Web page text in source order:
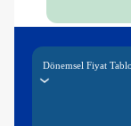
Dönemsel Fiyat